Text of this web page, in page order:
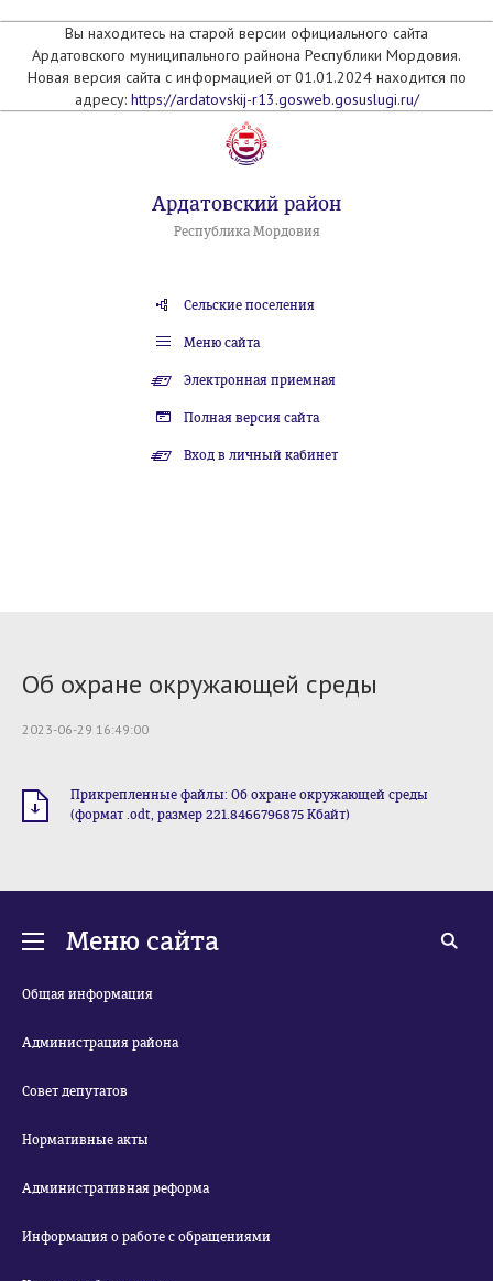
Вы находитесь на старой версии официального сайта
Ардатовского муниципального райнона Республики Мордовия.
Новая версия сайта с информацией от 01.01.2024 находится по
адресу: https://ardatovskij-r13.gosweb.gosuslugi.ru/
Ардатовский район
Республика Мордовия
Сельские поселения
Меню сайта
Электронная приемная
Полная версия сайта
Вход в личный кабинет
Об охране окружающей среды
2023-06-29 16:49:00
Прикрепленные файлы: Об охране окружающей среды
(формат .odt, размер 221.8466796875 Кбайт)
Меню сайта
Общая информация
Администрация района
Совет депутатов
Нормативные акты
Административная реформа
Информация о работе с обращениями